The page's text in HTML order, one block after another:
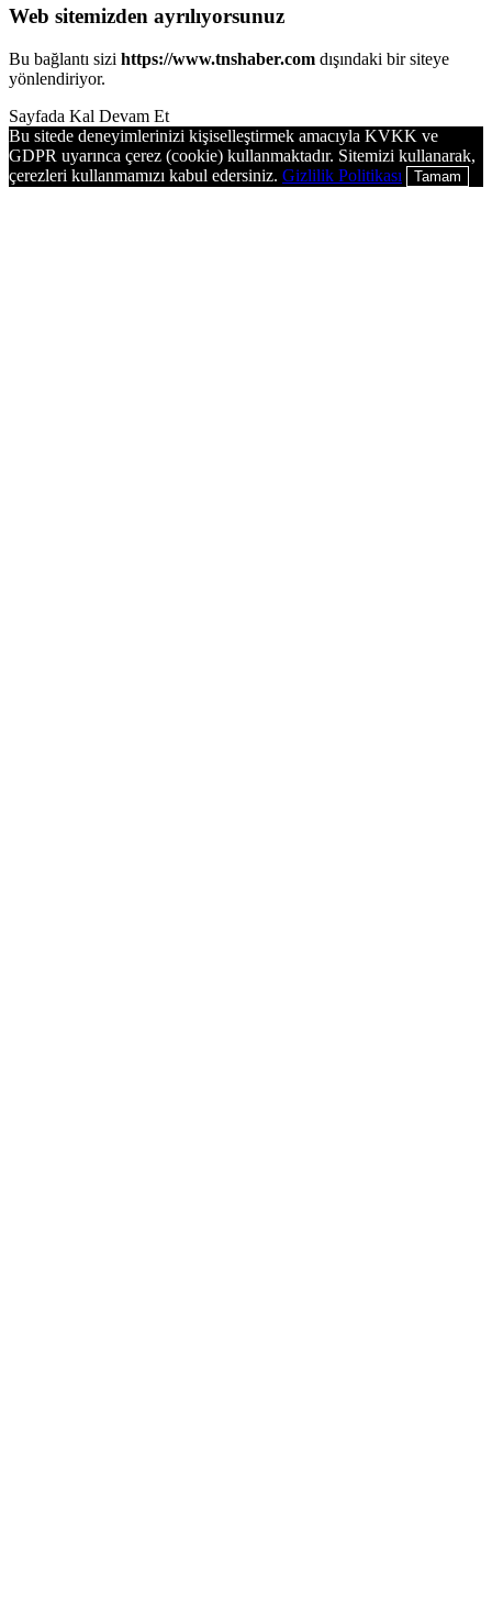
Web sitemizden ayrılıyorsunuz
Bu bağlantı sizi https://www.tnshaber.com dışındaki bir siteye
yönlendiriyor.
Sayfada Kal Devam Et
Bu sitede deneyimlerinizi kişiselleştirmek amacıyla KVKK ve
GDPR uyarınca çerez (cookie) kullanmaktadır. Sitemizi kullanarak,
çerezleri kullanmamızı kabul edersiniz. Gizlilik Politikası Tamam